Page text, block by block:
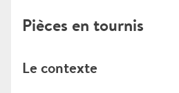
Pièces en tournis
Le contexte